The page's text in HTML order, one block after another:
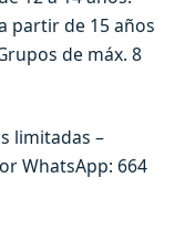
a partir de 15 años
de máx. 8
limitadas –
WhatsApp: 664